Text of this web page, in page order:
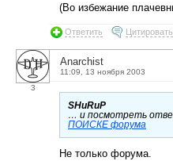
(Во избежание
Ответить Цитировать
3
Anarchist
11:09, 13 ноября 2003
SHuRuP
… и посмотреть
ПОИСКЕ форума
Не только форума.